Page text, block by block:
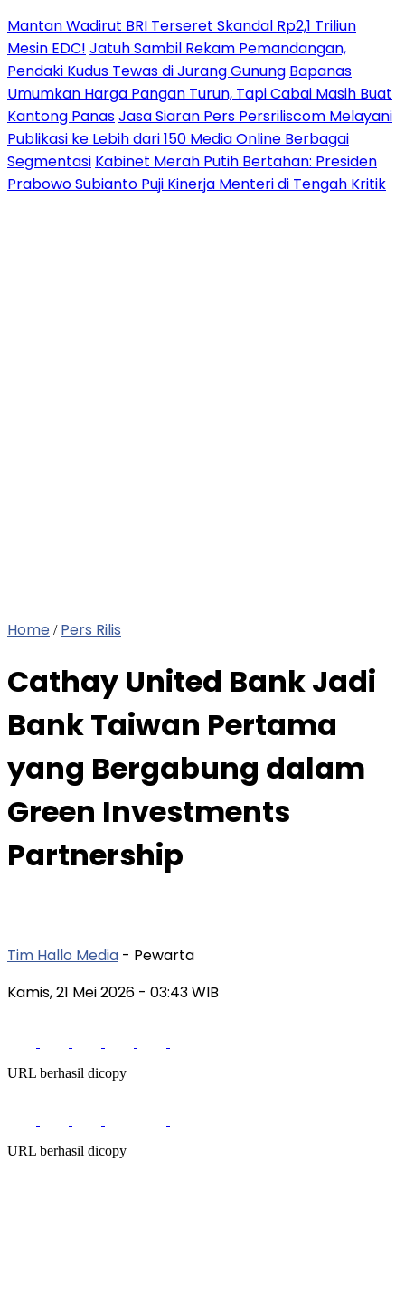
Mantan Wadirut BRI Terseret Skandal Rp2,1 Triliun
Mesin EDC! Jatuh Sambil Rekam Pemandangan,
Pendaki Kudus Tewas di Jurang Gunung Bapanas
Umumkan Harga Pangan Turun, Tapi Cabai Masih Buat
Kantong PanasJasa Siaran Pers Persriliscom Melayani
Publikasi ke Lebih dari 150 Media Online Berbagai
Segmentasi Kabinet Merah Putih Bertahan: Presiden
Prabowo Subianto Puji Kinerja Menteri di Tengah Kritik
Home / Pers Rilis
Cathay United Bank Jadi
Bank Taiwan Pertama
yang Bergabung dalam
Green Investments
Partnership
Tim Hallo Media - Pewarta
Kamis, 21 Mei 2026 - 03:43 WIB
URL berhasil dicopy
URL berhasil dicopy